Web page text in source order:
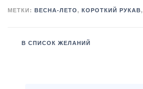
МЕТКИ: ВЕСНА-ЛЕТО, КОРОТКИЙ РУКАВ,
В СПИСОК ЖЕЛАНИЙ